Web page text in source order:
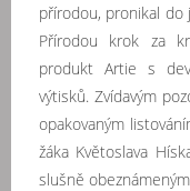
přírodou, pronikal do
Přírodou krok za
produkt Artie s
výtisků. Zvídavým
opakovaným
žáka Květoslava
slušně